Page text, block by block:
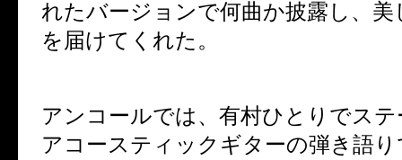
れたバージョンで何曲か披露し、
を届けてくれた。
アンコールでは、有村ひとりでス
アコースティックギターの弾き語り